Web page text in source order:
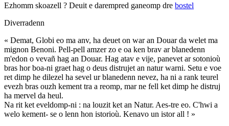
Ezhomm skoazell ? Deuit e darempred ganeomp dre bostel
Diverradenn
« Demat, Globi eo ma anv, ha deuet on war an Douar da welet ma
mignon Benoni. Pell-pell amzer zo e oa ken brav ar blanedenn
m'edon o vevañ hag an Douar. Hag atav e vije, panevet ar sotonioù
bras hor boa-ni graet hag o deus distrujet an natur warni. Setu e voe
ret dimp he dilezel ha sevel ur blanedenn nevez, ha ni a rank teurel
evezh bras ouzh kement tra a reomp, mar ne fell ket dimp he distruj
ha mervel da heul.
Na rit ket eveldomp-ni : na louzit ket an Natur. Aes-tre eo. C'hwi a
welo kement- se o lenn hon istorioù. Kenavo un istor all ! »